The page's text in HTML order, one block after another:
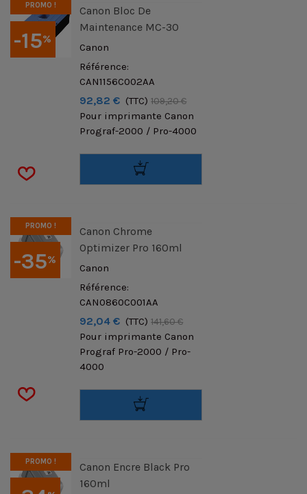
-15%
PROMO !
Canon Bloc De
Maintenance MC-30
Canon
Référence:
CAN1156C002AA
92,82 € (TTC) 109,20 €
Pour imprimante Canon
Prograf-2000 / Pro-4000
-35%
PROMO !
Canon Chrome
Optimizer Pro 160ml
Canon
Référence:
CAN0860C001AA
92,04 € (TTC) 141,60 €
Pour imprimante Canon
Prograf Pro-2000 / Pro-
4000
PROMO !
Canon Encre Black Pro
160ml